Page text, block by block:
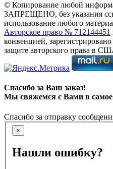
© Копирование любой
ЗАПРЕЩЕНО, без указания
использование любого
Авторское право № 712144451
конвенцией,
защите авторского права в
Спасибо за Ваш заказ!
Мы свяжемся с Вами в
Спасибо за отправку
×
Нашли ошибку?